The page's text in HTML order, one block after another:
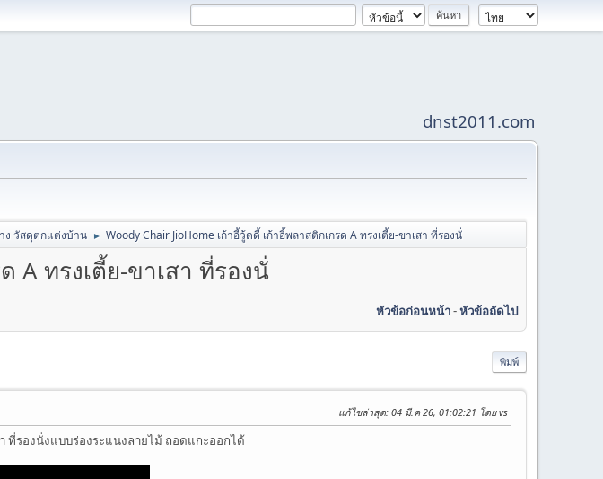
dnst2011.com
ง วัสดุตกแต่งบ้าน ► Woody Chair JioHome เก้าอี้วู้ดดี้ เก้าอี้พลาสติกเกรด A ทรงเตี้ย-ขาเสา ที่รองนั่
A ทรงเตี้ย-ขาเสา ที่รองนั่
หัวข้อก่อนหน้า-หัวข้อถัดไป
พิมพ์
แก้ไขล่าสุด: 04 มี.ค 26, 01:02:21 โดย vs
ที่รองนั่งแบบร่องระแนงลายไม้ ถอดแกะออกได้